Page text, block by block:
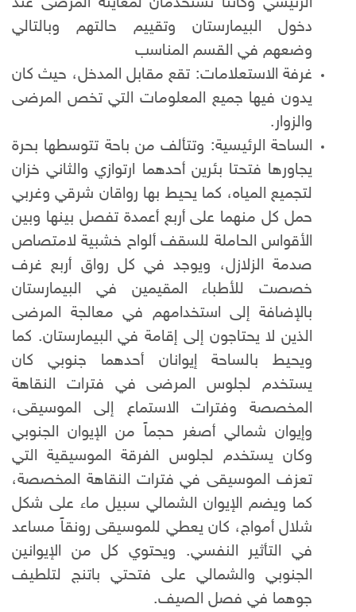
دخول البيمارستان وتقييم حالتهم وبالتالي
وضعهم في القسم المناسب
غرفة الاستعلامات: تقع مقابل المدخل، حيث كان
يدون فيها جميع المعلومات التي تخص المرضى
والزوار.
الساحة الرئيسية: وتتألف من باحة تتوسطها بحرة
يجاورها فتحتا بئرين أحدهما ارتوازي والثاني خزان
لتجميع المياه، كما يحيط بها رواقان شرقي وغربي
حمل كل منهما على أربع أعمدة تفصل بينها وبين
الأقواس الحاملة للسقف ألواح خشبية لامتصاص
صدمة الزلازل، ويوجد في كل رواق أربع غرف
خصصت للأطباء المقيمين في البيمارستان
بالإضافة إلى استخدامهم في معالجة المرضى
الذين لا يحتاجون إلى إقامة في البيمارستان. كما
ويحيط بالساحة إيوانان أحدهما جنوبي كان
يستخدم لجلوس المرضى في فترات النقاهة
المخصصة وفترات الاستماع إلى الموسيقى،
وإيوان شمالي أصغر حجماً من الإيوان الجنوبي
وكان يستخدم لجلوس الفرقة الموسيقية التي
تعزف الموسيقى في فترات النقاهة المخصصة،
كما ويضم الإيوان الشمالي سبيل ماء على شكل
شلال أمواج، كان يعطي للموسيقى رونقاً مساعد
في التأثير النفسي. ويحتوي كل من الإيوانين
الجنوبي والشمالي على فتحتي باتنج لتلطيف
جوهما في فصل الصيف.